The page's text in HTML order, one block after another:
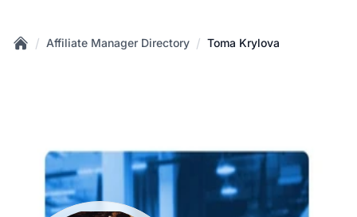
/ Affiliate Manager Directory / Toma Krylova